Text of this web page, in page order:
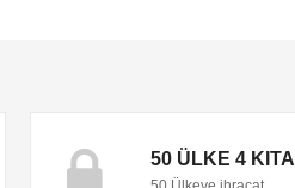
50 ÜLKE 4 KITA